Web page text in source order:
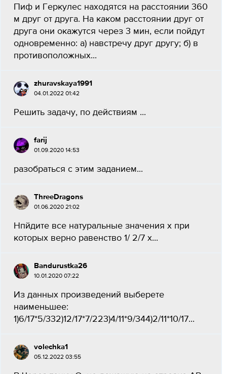
Пиф и Геркулес находятся на расстоянии 360
м друг от друга. На каком расстоянии друг от
друга они окажутся через 3 мин, если пойдут
одновременно: а) навстречу друг другу; б) в
противоположных...
zhuravskaya1991
04.01.2022 01:42
Решить задачу, по действиям ​...
farij
01.09.2020 14:53
разобраться с этим заданием...
ThreeDragons
01.06.2020 21:02
Нпйдите все натуральные значения x при
которых верно равенство 1/ 2/7 х...
Bandurustka26
10.01.2020 07:22
Из данных произведений выберете
наименьшее:
1)6/17*5/332)12/17*7/223)4/11*9/344)2/11*10/17​...
volechka1
05.12.2022 03:55